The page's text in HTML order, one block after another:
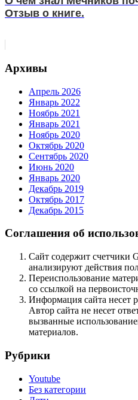
Отзыв о книге.
Архивы
Апрель 2026
Январь 2022
Ноябрь 2021
Январь 2021
Ноябрь 2020
Октябрь 2020
Сентябрь 2020
Июнь 2020
Январь 2020
Декабрь 2019
Октябрь 2017
Декабрь 2015
Соглашения об
Сайт содержит счетчики
анализируют действия
Переиспользование
со ссылкой на
Информация сайта несет
Автор сайта не несет
вызванные
материалов.
Рубрики
Youtube
Без категории